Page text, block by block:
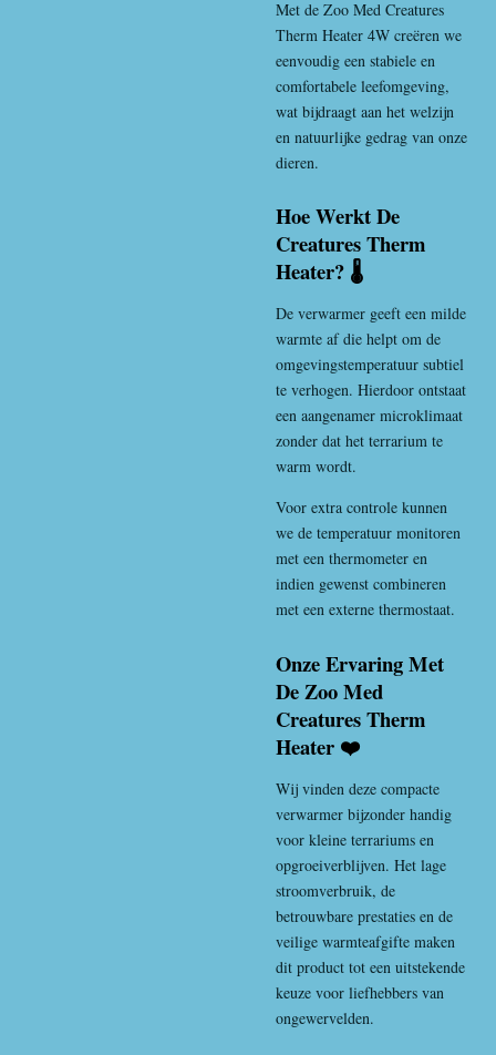
Met de Zoo Med Creatures
Therm Heater 4W creëren we
eenvoudig een stabiele en
comfortabele leefomgeving,
wat bijdraagt aan het welzijn
en natuurlijke gedrag van onze
dieren.
Hoe Werkt De
Creatures Therm
Heater? 🌡️
De verwarmer geeft een milde
warmte af die helpt om de
omgevingstemperatuur subtiel
te verhogen. Hierdoor ontstaat
een aangenamer microklimaat
zonder dat het terrarium te
warm wordt.
Voor extra controle kunnen
we de temperatuur monitoren
met een thermometer en
indien gewenst combineren
met een externe thermostaat.
Onze Ervaring Met
De Zoo Med
Creatures Therm
Heater ❤️
Wij vinden deze compacte
verwarmer bijzonder handig
voor kleine terrariums en
opgroeiverblijven. Het lage
stroomverbruik, de
betrouwbare prestaties en de
veilige warmteafgifte maken
dit product tot een uitstekende
keuze voor liefhebbers van
ongewervelden.